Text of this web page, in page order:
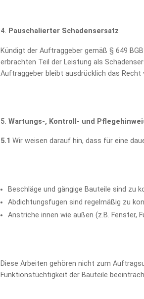
Pauschalierter Schadensersatz
Kündigt der Auftraggeber gemäß § 649
erbrachten Teil der Leistung als
Auftraggeber bleibt ausdrücklich das Recht
Wartungs-, Kontroll- und
5.1Wir weisen darauf hin, dass für eine
Beschläge und gängige Bauteile sind zu
Abdichtungsfugen sind regelmäßig zu
Anstriche innen wie außen (z.B. Fenster,
Diese Arbeiten gehören nicht zum
Funktionstüchtigkeit der Bauteile